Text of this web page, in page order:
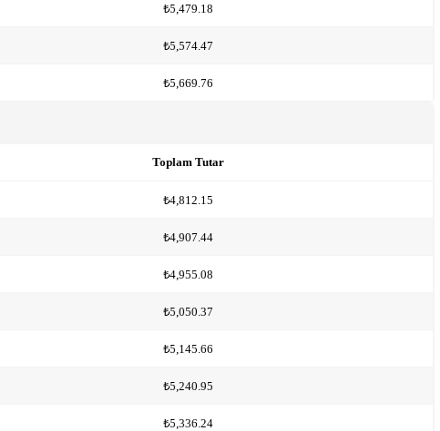
₺5,479.18
₺5,574.47
₺5,669.76
Toplam Tutar
₺4,812.15
₺4,907.44
₺4,955.08
₺5,050.37
₺5,145.66
₺5,240.95
₺5,336.24